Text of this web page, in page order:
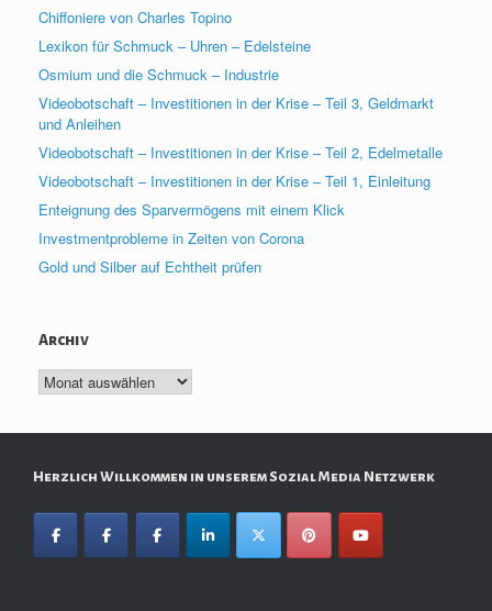
Chiffoniere von Charles Topino
Lexikon für Schmuck – Uhren – Edelsteine
Osmium und die Schmuck – Industrie
Videobotschaft – Investitionen in der Krise – Teil 3, Geldmarkt
und Anleihen
Videobotschaft – Investitionen in der Krise – Teil 2, Edelmetalle
Videobotschaft – Investitionen in der Krise – Teil 1, Einleitung
Enteignung des Sparvermögens mit einem Klick
Investmentprobleme in Zeiten von Corona
Gold und Silber auf Echtheit prüfen
Archiv
Archiv
Herzlich Willkommen in unserem Sozial Media Netzwerk